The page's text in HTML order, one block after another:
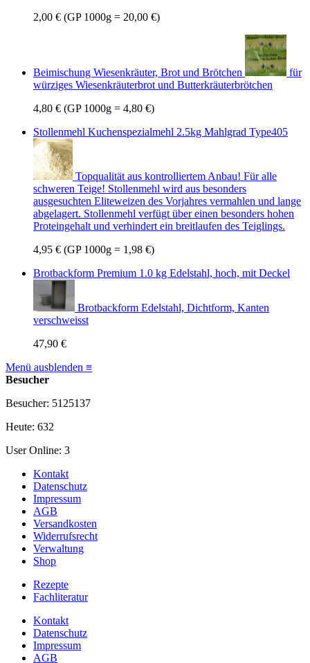
2,00 € (GP 1000g = 20,00 €)
Beimischung Wiesenkräuter, Brot und Brötchen
für
würziges Wiesenkräuterbrot und Butterkräuterbrötchen
4,80 € (GP 1000g = 4,80 €)
Stollenmehl Kuchenspezialmehl 2.5kg Mahlgrad Type405
Topqualität aus kontrolliertem Anbau! Für alle
schweren Teige! Stollenmehl wird aus besonders
ausgesuchten Eliteweizen des Vorjahres vermahlen und lange
abgelagert. Stollenmehl verfügt über einen besonders hohen
Proteingehalt und verhindert ein breitlaufen des Teiglings.
4,95 € (GP 1000g = 1,98 €)
Brotbackform Premium 1.0 kg Edelstahl, hoch, mit Deckel
Brotbackform Edelstahl, Dichtform, Kanten
verschweisst
47,90 €
Menü ausblenden ≡
Besucher
Besucher: 5125137
Heute: 632
User Online: 3
Kontakt
Datenschutz
Impressum
AGB
Versandkosten
Widerrufsrecht
Verwaltung
Shop
Rezepte
Fachliteratur
Kontakt
Datenschutz
Impressum
AGB